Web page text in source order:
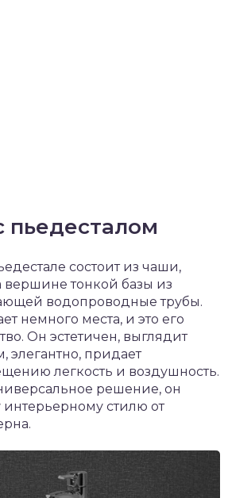
пьедесталом
состоит из чаши,
вершине тонкой базы из
водопроводные трубы.
немного места, и это его
Он эстетичен, выглядит
элегантно, придает
легкость и воздушность.
решение, он
стилю от